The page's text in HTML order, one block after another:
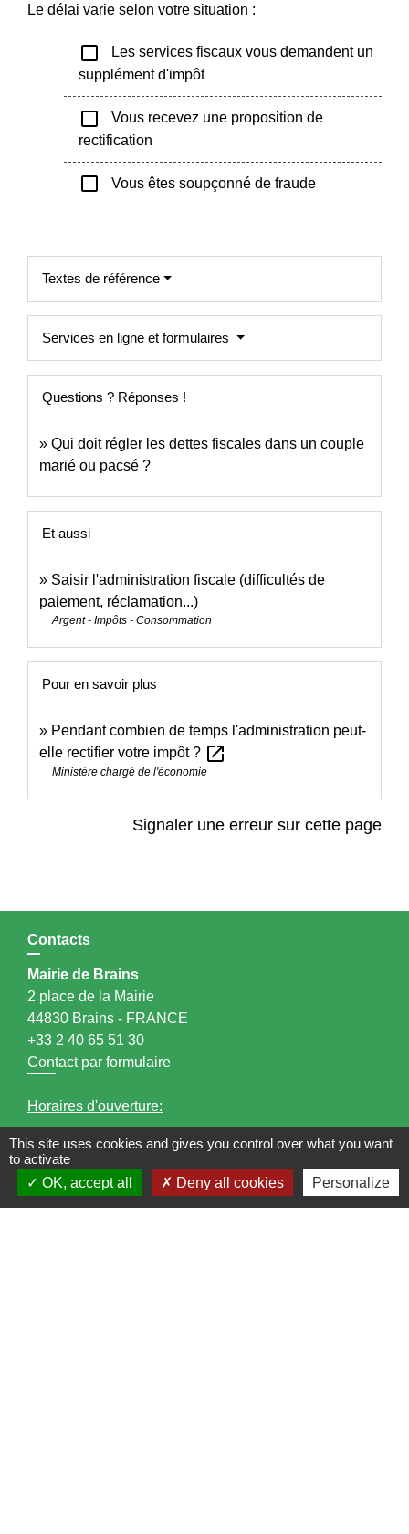
Le délai varie selon votre situation :
check_box_outline_blank
Les services fiscaux vous demandent un
supplément d'impôt
check_box_outline_blank
Vous recevez une proposition de
rectification
check_box_outline_blank Vous êtes soupçonné de fraude
Textes de référence
Services en ligne et formulaires
Questions ? Réponses !
Qui doit régler les dettes fiscales dans un couple
marié ou pacsé ?
Et aussi
Saisir l'administration fiscale (difficultés de
paiement, réclamation...)
Argent - Impôts - Consommation
Pour en savoir plus
Pendant combien de temps l'administration peut-
elle rectifier votre impôt ? open_in_new
Ministère chargé de l'économie
Signaler une erreur sur cette page
Contacts
Mairie de Brains
2 place de la Mairie
44830 Brains - FRANCE
+33 2 40 65 51 30
Contact par formulaire
Horaires d'ouverture:
Lundi : 14h - 17h
Mardi : 8h30 - 13h / 14h - 17h
Mercredi : 8h30 - 13h
This site uses cookies and gives you control over what you want
to activate
OK, accept all
Deny all cookies Personalize